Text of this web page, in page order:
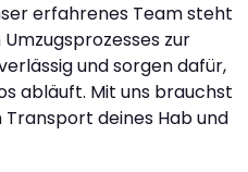
erfahrenes Team steht
zur
und sorgen dafür,
abläuft. Mit uns brauchst
Transport deines Hab und